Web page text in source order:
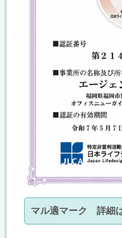
マル適マーク 詳細